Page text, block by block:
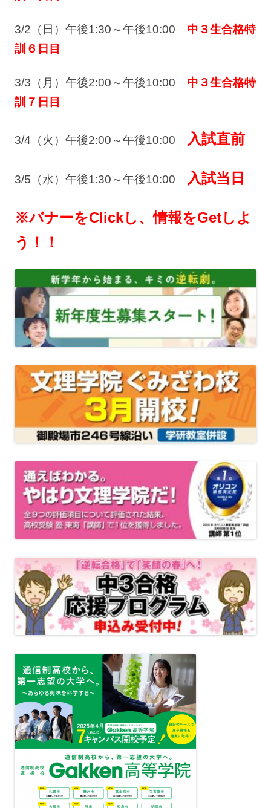
3/2（日）午後1:30～午後10:00 中３生合格特
訓６日目
3/3（月）午後2:00～午後10:00 中３生合格特
訓７日目
3/4（火）午後2:00～午後10:00 入試直前
3/5（水）午後1:30～午後10:00 入試当日
※バナーをClickし、情報をGetしよ
う！！